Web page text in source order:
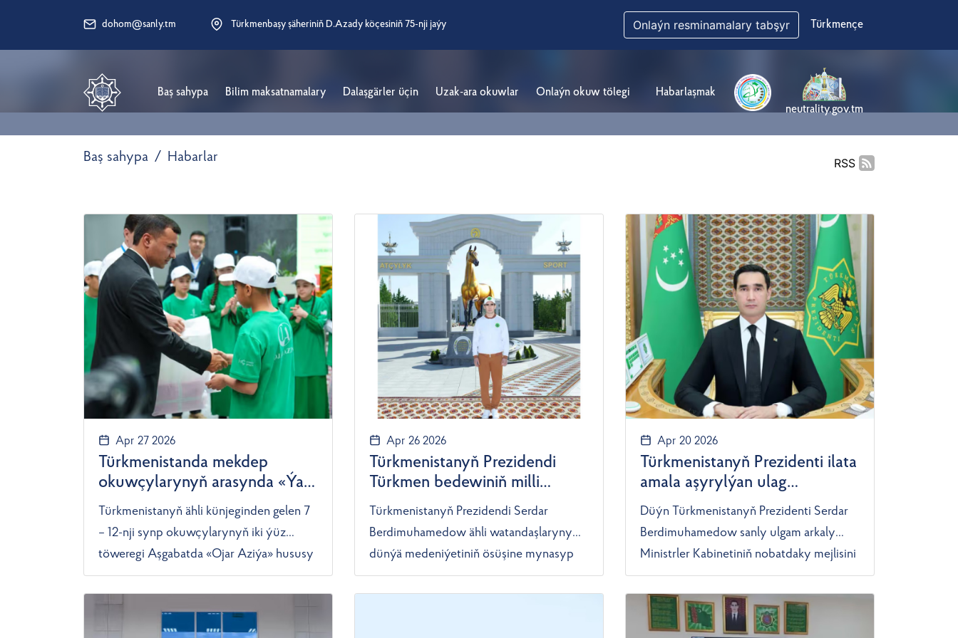
dohom@sanly.tm Türkmenbaşy şäheriniň D.Azady köçesiniň 75-nji jaýy Onlaýn resminamalary tabşyr Türkmençe
Baş sahypa Bilim maksatnamalary Dalaşgärler üçin Uzak-ara okuwlar Onlaýn okuw tölegi
Habarlaşmak
neutrality.gov.tm
Baş sahypa Habarlar RSS
Apr 27 2026
Türkmenistanda mekdep
okuwçylarynyň arasynda «Ýaş
inžener – 2026» bäsleşigi
geçirildi
Türkmenistanyň ähli künjeginden gelen 7
– 12-nji synp okuwçylarynyň iki ýüz
töweregi Aşgabatda «Ojar Aziýa» hususy
kärhanasynyň meýdançasynda geçirilen
«Ýaş inžener – 2026» bäsleşigine
gatnaşdylar. «Türkmenistan: Altyn asyr»
Apr 26 2026
Türkmenistanyň Prezidendi
Türkmen bedewiniň milli
baýramy mynasybetli ähli
watandaşlaryny gutlady
Türkmenistanyň Prezidendi Serdar
Berdimuhamedow ähli watandaşlaryny
dünýä medeniýetiniň ösüşine mynasyp
goşant goşan parasatly pederleriň
zehininden kemal tapan, halk seçgisi
Apr 20 2026
Türkmenistanyň Prezidenti ilata
amala aşyrylýan ulag
hyzmatlarynyň hilini
ýokarlandyrmagy tabşyrdy
Düýn Türkmenistanyň Prezidenti Serdar
Berdimuhamedow sanly ulgam arkaly
Ministrler Kabinetiniň nobatdaky mejlisini
geçirdi. Onuň dowamynda wise-premýer
B.Annaýew ýurduň awtomobil ulaglary
pudagynyň maddy-enjamlaýyn